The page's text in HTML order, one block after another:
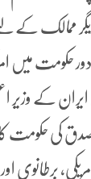
دیگر ممالک
شاہ پہلوی کے دور
کے وزیر